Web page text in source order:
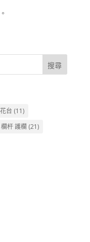
台 (11)
欄杆 護欄 (21)